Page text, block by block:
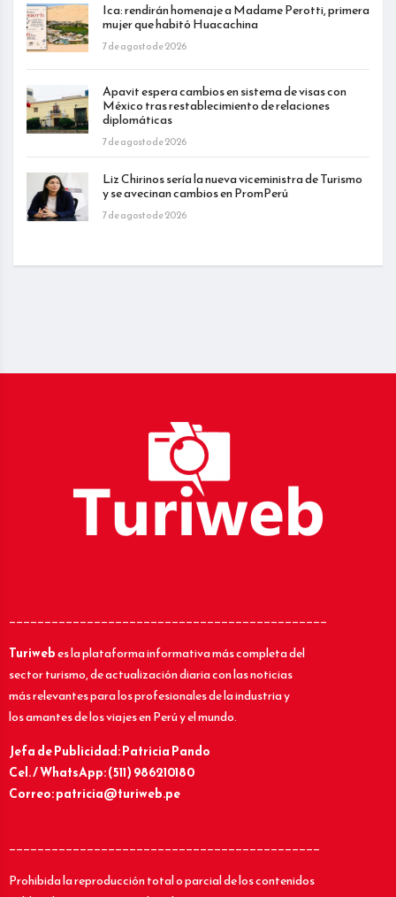
Ica: rendirán homenaje a Madame Perotti, primera
mujer que habitó Huacachina
7 de agosto de 2026
Apavit espera cambios en sistema de visas con
México tras restablecimiento de relaciones
diplomáticas
7 de agosto de 2026
Liz Chirinos sería la nueva viceministra de Turismo
y se avecinan cambios en PromPerú
7 de agosto de 2026
_____________________________________________
Turiwebes la plataforma informativa más completa del
sector turismo, de actualización diaria con las noticias
más relevantes para los profesionales de la industria y
los amantes de los viajes en Perú y el mundo.
Jefa de Publicidad: Patricia Pando
Cel. / WhatsApp: (511) 986210180
Correo: patricia@turiweb.pe
____________________________________________
Prohibida la reproducción total o parcial de los contenidos